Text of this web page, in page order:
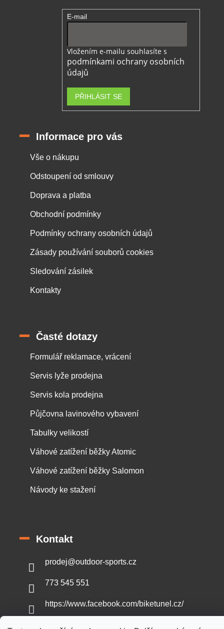
E-mail
Vložením e-mailu souhlasíte s
podmínkami ochrany osobních
údajů
PŘIHLÁSIT SE
Informace pro vás
Vše o nákupu
Odstoupení od smlouvy
Doprava a platba
Obchodní podmínky
Podmínky ochrany osobních údajů
Zásady používání souborů cookies
Sledování zásilek
Kontakty
Časté dotazy
Formulář reklamace, vrácení
Servis lyže prodejna
Servis kola prodejna
Půjčovna lavinového vybavení
Tabulky velikostí
Váhové zatížení běžky Atomic
Váhové zatížení běžky Salomon
Návody ke stažení
Kontakt
prodej@outdoor-sports.cz
773 545 551
https://www.facebook.com/biketunel.cz/